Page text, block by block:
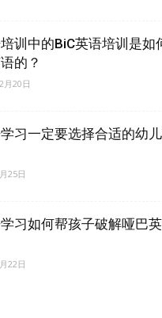
训中的BiC英语培训是如
的？
月20日
习一定要选择合适的幼
25日
习如何帮孩子破解哑巴
22日